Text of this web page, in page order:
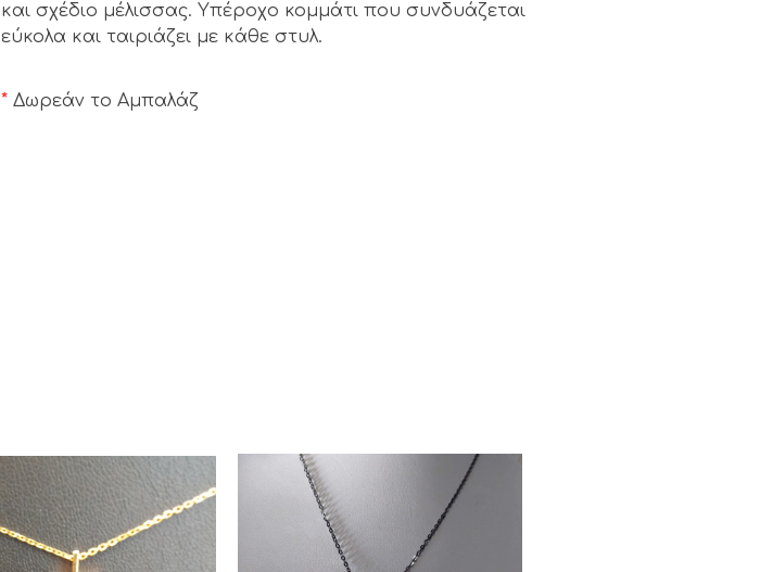
και σχέδιο μέλισσας. Υπέροχο κομμάτι που συνδυάζεται
εύκολα και ταιριάζει με κάθε στυλ.
* Δωρεάν το Αμπαλάζ